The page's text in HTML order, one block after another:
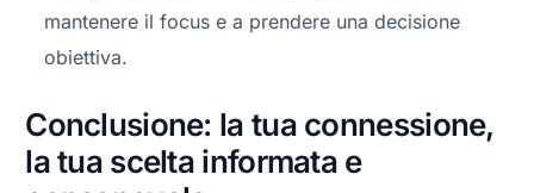
mantenere il focus e a prendere una decisione
obiettiva.
Conclusione: la tua connessione,
la tua scelta informata e